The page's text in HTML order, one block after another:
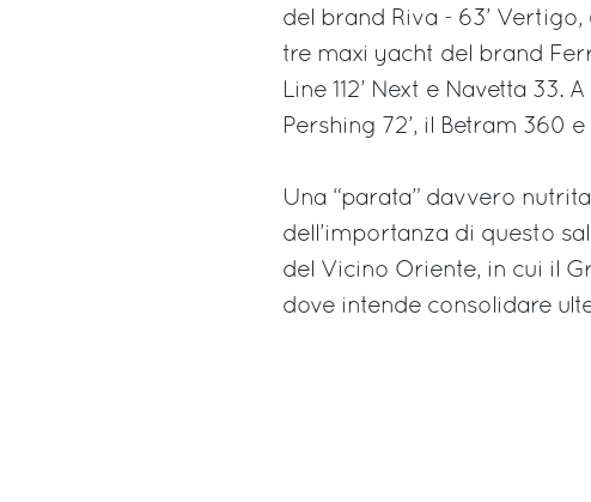
del brand Riva - 63’ Vertigo,
tre maxi yacht del brand
Line 112’ Next e Navetta 33.
Pershing 72’, il Betram 360
Una “parata” davvero
dell’importanza di questo
del Vicino Oriente, in cui il
dove intende consolidare